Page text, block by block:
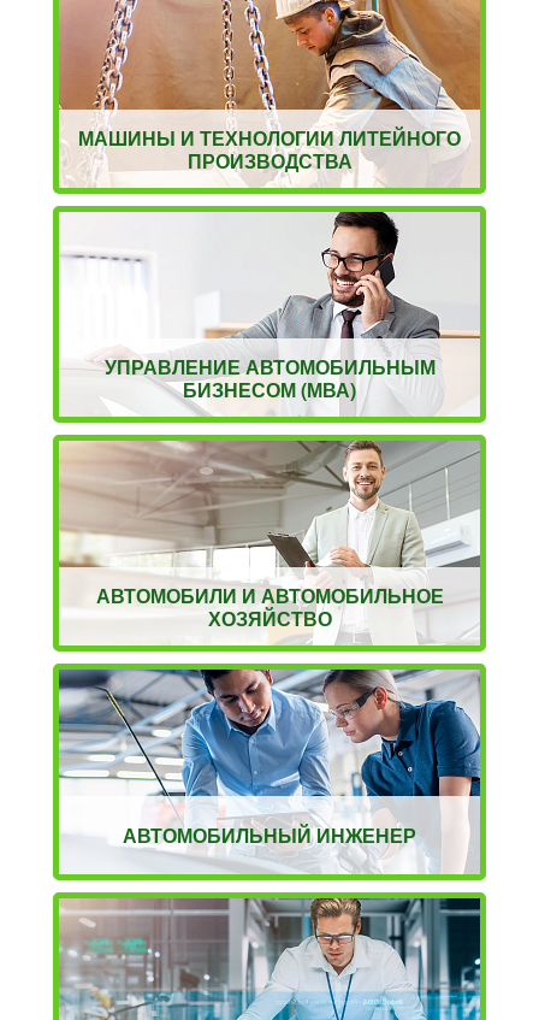
МАШИНЫ И ТЕХНОЛОГИИ ЛИТЕЙНОГО
ПРОИЗВОДСТВА
УПРАВЛЕНИЕ АВТОМОБИЛЬНЫМ
БИЗНЕСОМ (МВА)
АВТОМОБИЛИ И АВТОМОБИЛЬНОЕ
ХОЗЯЙСТВО
АВТОМОБИЛЬНЫЙ ИНЖЕНЕР